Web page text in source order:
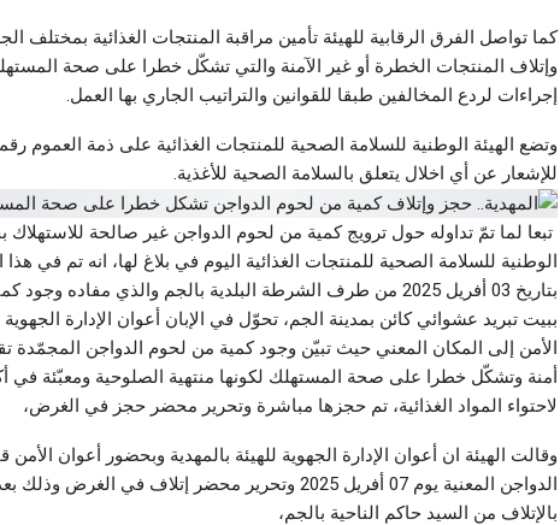
كما تواصل الفرق الرقابية للهيئة تأمين مراقبة المنتجات الغذائية بمختلف
وإتلاف المنتجات الخطرة أو غير الآمنة والتي تشكّل خطرا على صحة
إجراءات لردع المخالفين طبقا للقوانين والتراتيب الجاري بها العمل.
للإشعار عن أي اخلال يتعلق بالسلامة الصحية للأغذية.
تبعا لما تمّ تداوله حول ترويج كمية من لحوم الدواجن غير صالحة
الوطنية للسلامة الصحية للمنتجات الغذائية اليوم في بلاغ لها، انه تم في
بتاريخ 03 أفريل 2025 من طرف الشرطة البلدية بالجم والذي مفاده
ببيت تبريد عشوائي كائن بمدينة الجم، تحوّل في الإبان أعوان الإدارة الجهوية
أمنة وتشكّل خطرا على صحة المستهلك لكونها منتهية الصلوحية ومعبّئة في
لاحتواء المواد الغذائية، تم حجزها مباشرة وتحرير محضر حجز في الغرض،
وقالت الهيئة ان أعوان الإدارة الجهوية للهيئة بالمهدية وبحضور أعوان الأمن
الدواجن المعنية يوم 07 أفريل 2025 وتحرير محضر إتلاف في
بالإتلاف من السيد حاكم الناحية بالجم،